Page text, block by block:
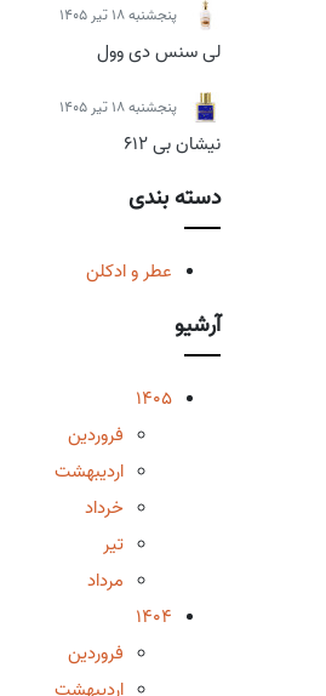
پنجشنبه 18 تیر 1405
لی سنس دی وول
پنجشنبه 18 تیر 1405
نیشان بی 612
دسته بندی
عطر و ادکلن
آرشیو
1405
فروردین
اردیبهشت
خرداد
تیر
مرداد
1404
فروردین